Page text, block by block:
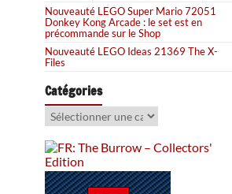
Nouveauté LEGO Super Mario 72051
Donkey Kong Arcade : le set est en
précommande sur le Shop
Nouveauté LEGO Ideas 21369 The X-
Files
Catégories
Catégories